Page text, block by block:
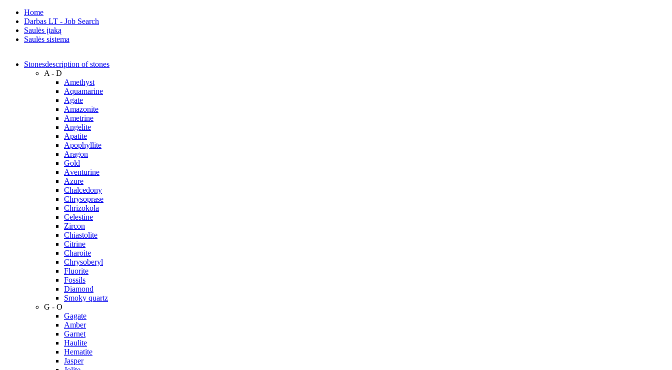
Home
Darbas LT - Job Search
Saulės įtaką
Saulės sistema
Stonesdescription of stones
A - D
Amethyst
Aquamarine
Agate
Amazonite
Ametrine
Angelite
Apatite
Apophyllite
Aragon
Gold
Аventurine
Azure
Chalcedony
Chrysoprase
Chrizokola
Celestine
Zircon
Chiastolite
Citrine
Charoite
Chrysoberyl
Fluorite
Fossils
Diamond
Smoky quartz
G - O
Gagate
Amber
Garnet
Haulite
Hematite
Jasper